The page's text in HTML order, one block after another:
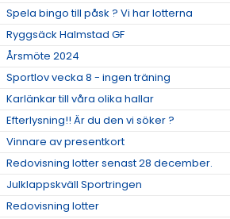
Spela bingo till påsk ? Vi har lotterna
Ryggsäck Halmstad GF
Årsmöte 2024
Sportlov vecka 8 - ingen träning
Karlänkar till våra olika hallar
Efterlysning!! Är du den vi söker ?
Vinnare av presentkort
Redovisning lotter senast 28 december.
Julklappskväll Sportringen
Redovisning lotter